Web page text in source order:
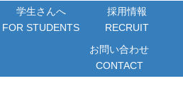
学生さんへ
FOR STUDENTS
採用情報
RECRUIT
お問い合わせ
CONTACT